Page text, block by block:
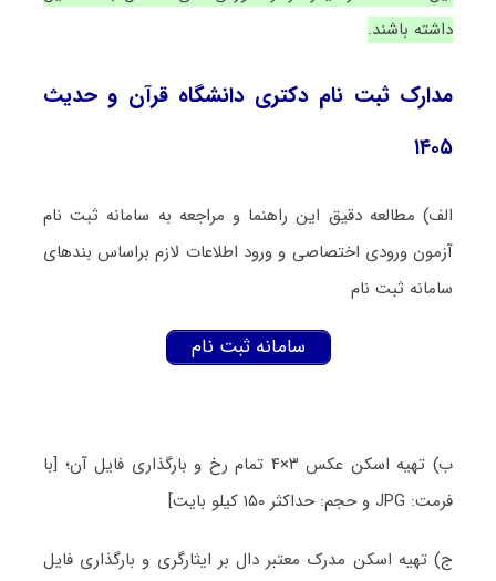
داشته باشند.
مدارک ثبت نام دکتری دانشگاه قرآن و حدیث
۱۴۰۵
الف) مطالعه دقیق این راهنما و مراجعه به سامانه ثبت نام
آزمون ورودی اختصاصی و ورود اطلاعات لازم براساس بندهای
سامانه ثبت نام
سامانه ثبت نام
ب) تهیه اسکن عکس ۳ ×۴ تمام رخ و بارگذاری فایل آن؛
[با
فرمت: JPG و حجم: حداکثر ۱۵۰ کیلو بایت]
ج) تهیه اسکن مدرک معتبر دال بر ایثارگری و بارگذاری فایل